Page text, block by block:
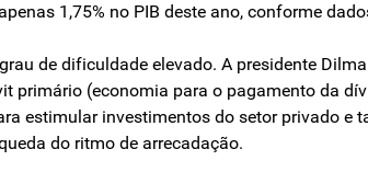
1,75% no PIB deste ano, conforme
de dificuldade elevado. A presidente
primário (economia para o pagamento da
estimular investimentos do setor privado
do ritmo de arrecadação.